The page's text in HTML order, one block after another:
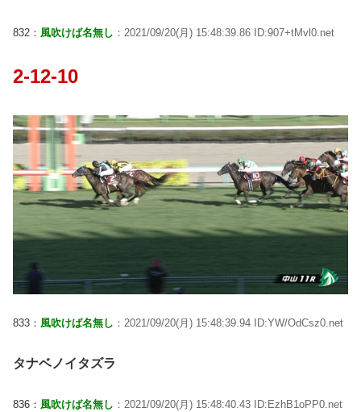
832： 風吹けば名無し ：2021/09/20(月) 15:48:39.86 ID:907+tMvl0.net
2-12-10
833： 風吹けば名無し ：2021/09/20(月) 15:48:39.94 ID:YW/OdCsz0.net
タナベノイタズラ
836： 風吹けば名無し ：2021/09/20(月) 15:48:40.43 ID:EzhB1oPP0.net